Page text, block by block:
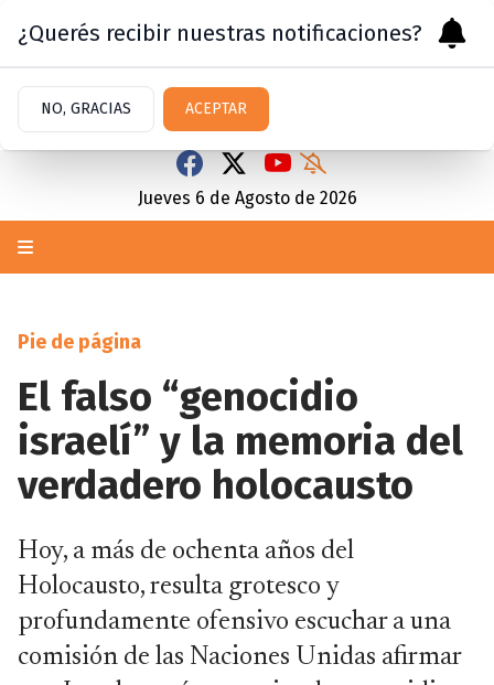
Jueves 6 de Agosto de 2026
Pie de página
El falso “genocidio
israelí” y la memoria del
verdadero holocausto
Hoy, a más de ochenta años del
Holocausto, resulta grotesco y
profundamente ofensivo escuchar a una
comisión de las Naciones Unidas afirmar
¿Querés recibir nuestras notificaciones?
NO, GRACIAS ACEPTAR